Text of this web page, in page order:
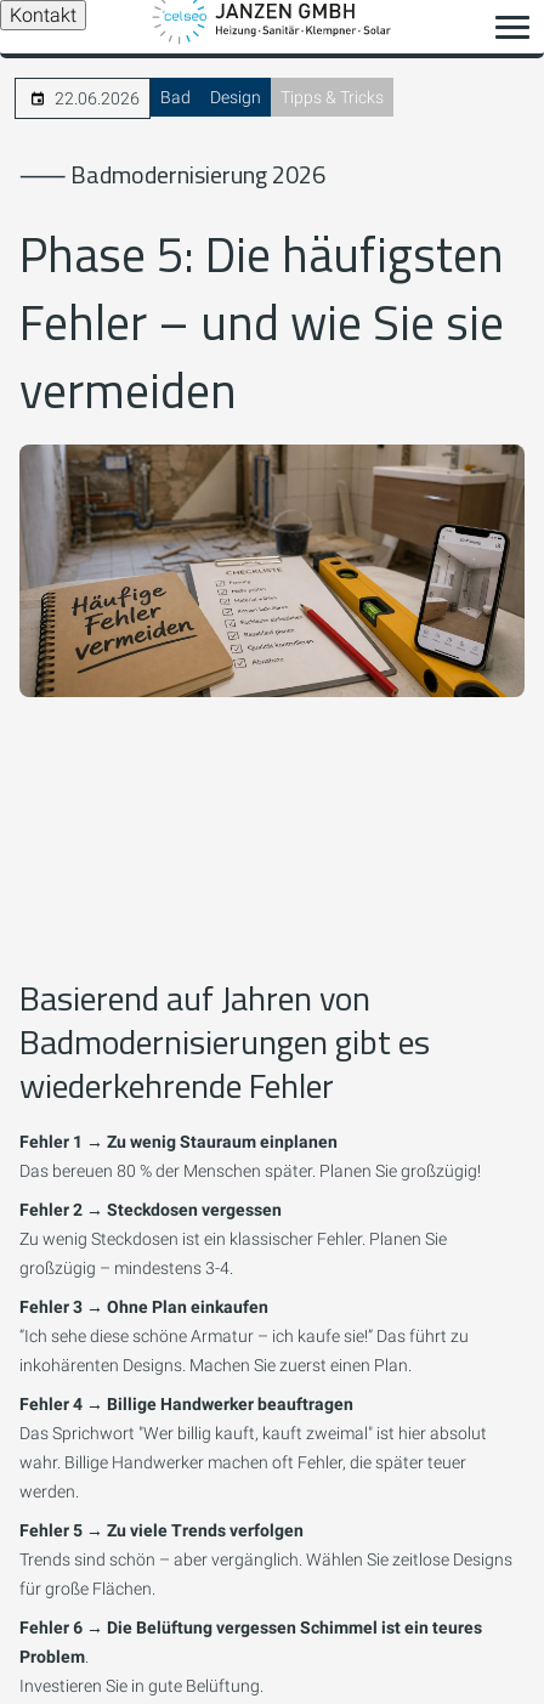
Kontakt
22.06.2026 Bad Design Tipps & Tricks
⸺ Badmodernisierung 2026
Phase 5: Die häufigsten
Fehler – und wie Sie sie
vermeiden
Basierend auf Jahren von
Badmodernisierungen gibt es
wiederkehrende Fehler
Fehler 1 → Zu wenig Stauraum einplanen
Das bereuen 80 % der Menschen später. Planen Sie großzügig!
Fehler 2 → Steckdosen vergessen
Zu wenig Steckdosen ist ein klassischer Fehler. Planen Sie
großzügig – mindestens 3-4.
Fehler 3 → Ohne Plan einkaufen
“Ich sehe diese schöne Armatur – ich kaufe sie!” Das führt zu
inkohärenten Designs. Machen Sie zuerst einen Plan.
Fehler 4 → Billige Handwerker beauftragen
Das Sprichwort "Wer billig kauft, kauft zweimal" ist hier absolut
wahr. Billige Handwerker machen oft Fehler, die später teuer
werden.
Fehler 5 → Zu viele Trends verfolgen
Trends sind schön – aber vergänglich. Wählen Sie zeitlose Designs
für große Flächen.
Fehler 6 → Die Belüftung vergessen Schimmel ist ein teures
Problem.
Investieren Sie in gute Belüftung.